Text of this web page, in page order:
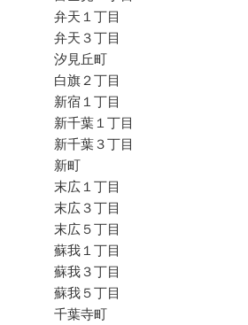
弁天１丁目
弁天３丁目
汐見丘町
白旗２丁目
新宿１丁目
新千葉１丁目
新千葉３丁目
新町
末広１丁目
末広３丁目
末広５丁目
蘇我１丁目
蘇我３丁目
蘇我５丁目
千葉寺町